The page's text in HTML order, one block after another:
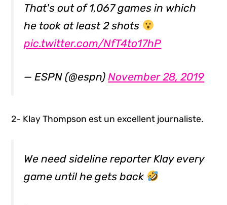
That's out of 1,067 games in which
he took at least 2 shots
pic.twitter.com/NfT4to17hP
— ESPN (@espn)November 28, 2019
2- Klay Thompson est un excellent journaliste.
We need sideline reporter Klay every
game until he gets back